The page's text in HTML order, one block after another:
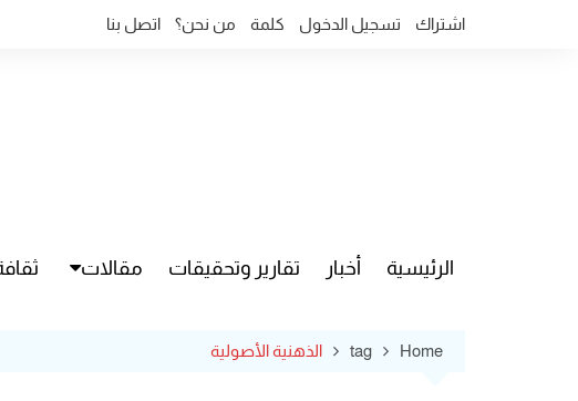
اشتراك تسجيل الدخول كلمة من نحن؟ اتصل بنا
الرئيسية أخبار تقارير وتحقيقات مقالات
Home
tag الذهنية الأصولية